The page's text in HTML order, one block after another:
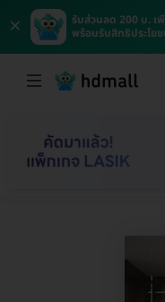
×
รับส่วนลด 200 บ.
พร้อมรับสิทธิประโย